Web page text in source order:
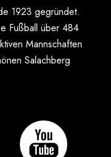
1923 gegründet.
Fußball über 484
Mannschaften
Salachberg